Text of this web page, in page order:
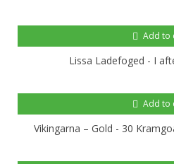
Add to
Lissa Ladefoged - I
Add to
Vikingarna ‎– Gold - 30